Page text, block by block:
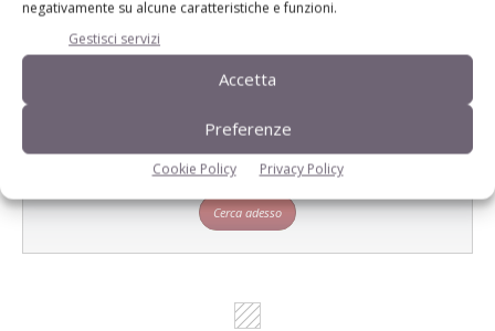
negativamente su alcune caratteristiche e funzioni.
Gestisci servizi
Accetta
Preferenze
Cookie Policy Privacy Policy
Cerca adesso
L'Esperto risponde
I consigli di Terra e Vita agli agricoltori
Cerca adesso